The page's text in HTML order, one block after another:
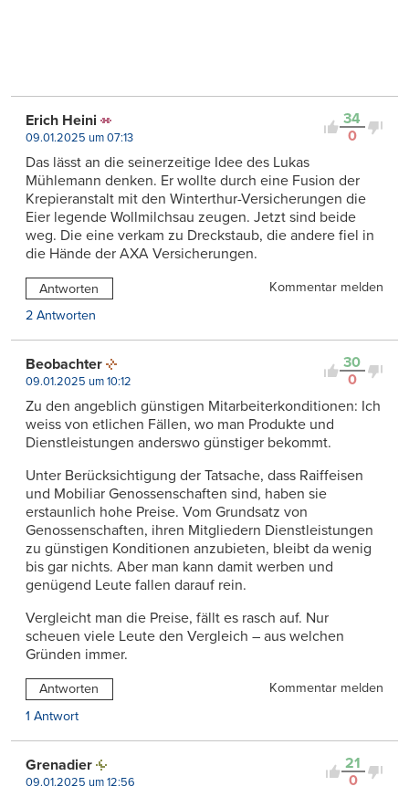
34
0
Erich Heini
09.01.2025 um 07:13
Das lässt an die seinerzeitige Idee des Lukas
Mühlemann denken. Er wollte durch eine Fusion der
Krepieranstalt mit den Winterthur-Versicherungen die
Eier legende Wollmilchsau zeugen. Jetzt sind beide
weg. Die eine verkam zu Dreckstaub, die andere fiel in
die Hände der AXA Versicherungen.
Antworten
Kommentar melden
2 Antworten
30
0
Beobachter
09.01.2025 um 10:12
Zu den angeblich günstigen Mitarbeiterkonditionen: Ich
weiss von etlichen Fällen, wo man Produkte und
Dienstleistungen anderswo günstiger bekommt.
Unter Berücksichtigung der Tatsache, dass Raiffeisen
und Mobiliar Genossenschaften sind, haben sie
erstaunlich hohe Preise. Vom Grundsatz von
Genossenschaften, ihren Mitgliedern Dienstleistungen
zu günstigen Konditionen anzubieten, bleibt da wenig
bis gar nichts. Aber man kann damit werben und
genügend Leute fallen darauf rein.
Vergleicht man die Preise, fällt es rasch auf. Nur
scheuen viele Leute den Vergleich – aus welchen
Gründen immer.
Antworten
Kommentar melden
1 Antwort
21
0
Grenadier
09.01.2025 um 12:56